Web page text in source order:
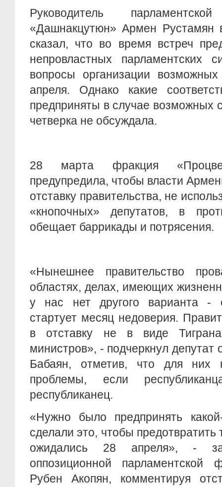
Руководитель
«Дашнакцутюн» Армен Рустамян
сказал, что во время встреч
непровластных парламентских
вопросы организации
апреля. Однако какие
предприняты в случае возможных
четверка не обсуждала.
28 марта фракция
предупредила, чтобы власти
отставку правительства, не
«кнопочных» депутатов, в
обещает баррикады и потрясения.
«Нынешнее правительство
областях, делах, имеющих
у нас нет другого варианта -
стартует месяц недоверия.
в отставку не в виде
министров», - подчеркнул
Бабаян, отметив, что для них
проблемы, если
республиканец.
«Нужно было предпринять
сделали это, чтобы
ожидались 28 апреля», -
оппозиционной парламентской
Рубен Акопян, комментируя